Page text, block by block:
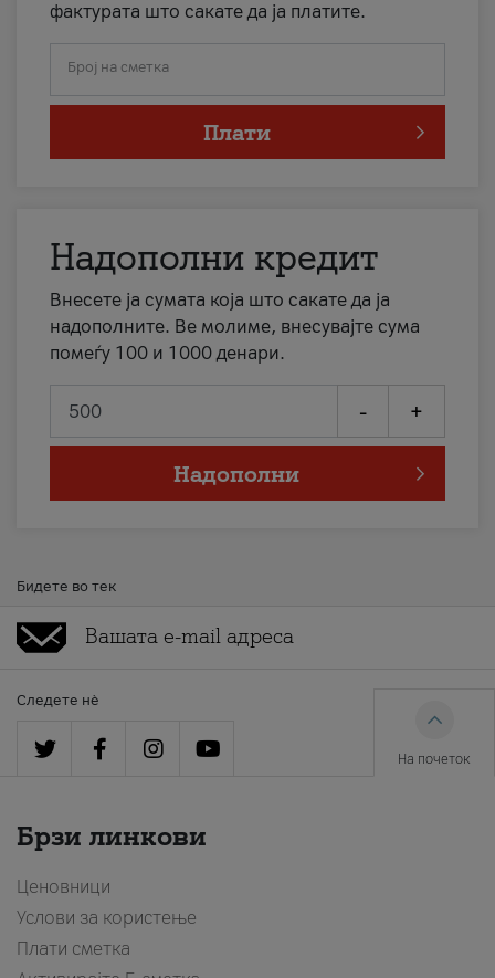
фактурата што сакате да ја платите.
Број на сметка
Плати
Надополни кредит
Внесете ја сумата која што сакате да ја
надополните. Ве молиме, внесувајте сума
помеѓу 100 и 1000 денари.
- +
Надополни
Бидете во тек
Следете нè
На почеток
Брзи линкови
Ценовници
Услови за користење
Плати сметка